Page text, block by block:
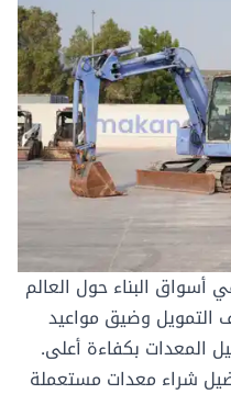
في أسواق البناء حول العالم
التمويل وضيق مواعيد
المعدات بكفاءة أعلى.
شراء معدات مستعملة